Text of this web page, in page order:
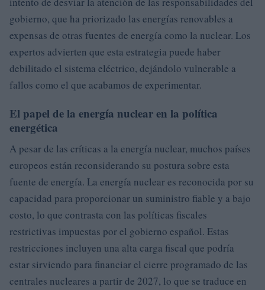
gobierno, que ha priorizado las energías renovables a
expensas de otras fuentes de energía como la nuclear. Los
expertos advierten que esta estrategia puede haber
debilitado el sistema eléctrico, dejándolo vulnerable a
fallos como el que acabamos de experimentar.
El papel de la energía nuclear en la política
energética
A pesar de las críticas a la energía nuclear, muchos países
europeos están reconsiderando su postura sobre esta
fuente de energía. La energía nuclear es reconocida por su
capacidad para proporcionar un suministro fiable y a bajo
costo, lo que contrasta con las políticas fiscales
restrictivas impuestas por el gobierno español. Estas
restricciones incluyen una alta carga fiscal que podría
estar sirviendo para financiar el cierre programado de las
centrales nucleares a partir de 2027, lo que se traduce en